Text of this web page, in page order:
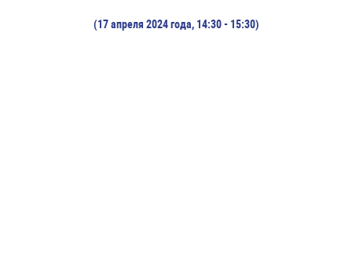
(17 апреля 2024 года, 14:30 - 15:30)